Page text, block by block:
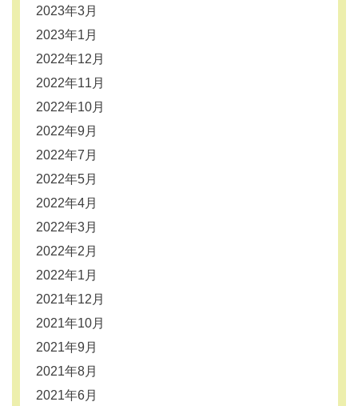
2023年3月
2023年1月
2022年12月
2022年11月
2022年10月
2022年9月
2022年7月
2022年5月
2022年4月
2022年3月
2022年2月
2022年1月
2021年12月
2021年10月
2021年9月
2021年8月
2021年6月